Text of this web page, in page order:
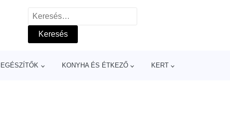
Keresés:
KONYHA ÉS ÉTKEZŐ KERT